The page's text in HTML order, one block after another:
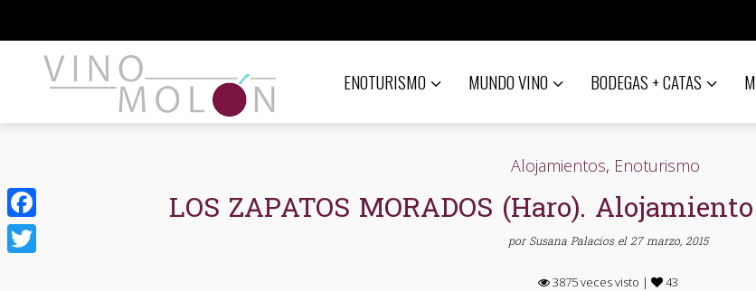
ENOTURISMO MUNDO VINO BODEGAS + CATAS
Alojamientos, Enoturismo
LOS ZAPATOS MORADOS (Haro).
porSusana Palaciosel 27 marzo, 2015
3875 veces visto | 43
Facebook